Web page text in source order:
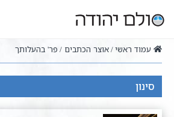
עמוד ראשי אוצר הכתבים פר' בהעלותך
סינון